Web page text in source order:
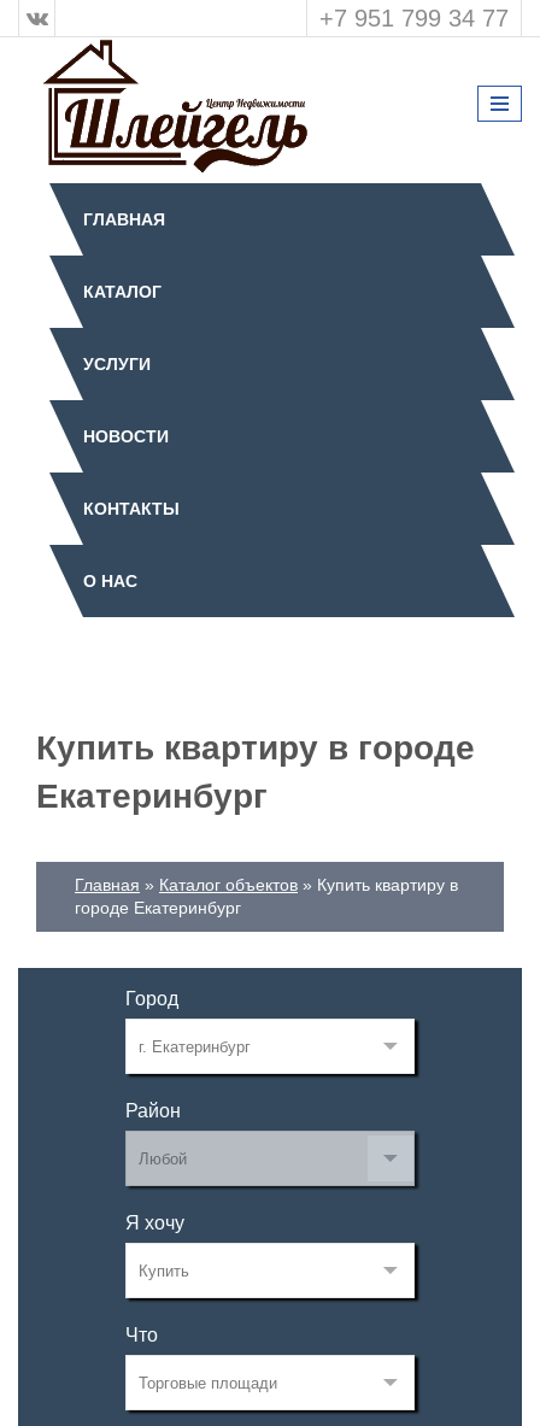
+7 951 799 34 77
ГЛАВНАЯ
КАТАЛОГ
УСЛУГИ
НОВОСТИ
КОНТАКТЫ
О НАС
Купить квартиру в городе
Екатеринбург
Главная Каталог объектов
Купить квартиру в
городе Екатеринбург
Город
Район
Я хочу
Что